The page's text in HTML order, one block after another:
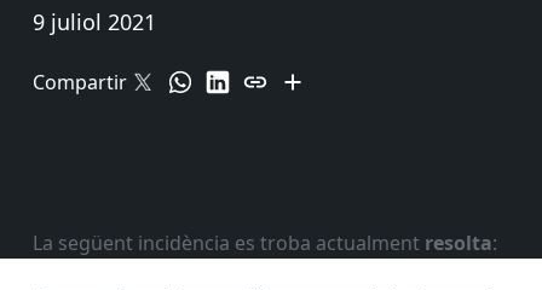
9 juliol 2021
Compartir
La següent incidència es troba actualment resolta: